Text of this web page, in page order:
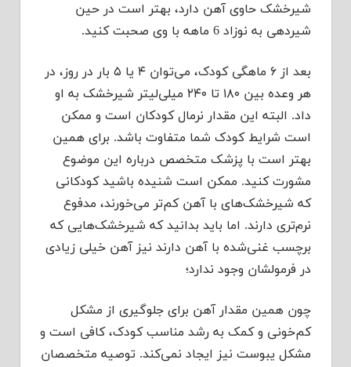
شیرخشک حاوی آهن دارد، بهتر است در حین
شیردهی به نوزاد 6 ماهه با وی صحبت کنید.
بعد از ۶ ماهگی کودک، می‌توان ۴ یا ۵ بار در روز، در
هر وعده بین ۱۸۰ تا ۲۴۰ میلی‌لیتر شیرخشک به او
داد. البته این مقدار نرمال کودکان است و ممکن
است شرایط کودک شما متفاوت باشد. برای همین
بهتر است با پزشک متخصص درباره این موضوع
مشورت کنید. ممکن است شنیده باشید کودکانی
که شیرخشک‌های با آهن کم‌تر می‌خورند، مدفوع
نرم‌تری دارند. اما باید بدانید که شیرخشک‌هایی که
برچسب غنی‌شده با آهن دارند نیز آهن خیلی زیادی
در فرمولشان وجود ندارد؛
چون همین مقدار آهن برای جلوگیری از مشکل
کم‌خونی و کمک به رشد مناسب کودک، کافی است و
مشکل یبوست نیز ایجاد نمی‌کند. توصیه متخصصان